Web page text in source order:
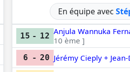
En équipe avec
15 - 12 Anjula Wannuka
10 ème ]
6 - 20 Jérémy Cieply +